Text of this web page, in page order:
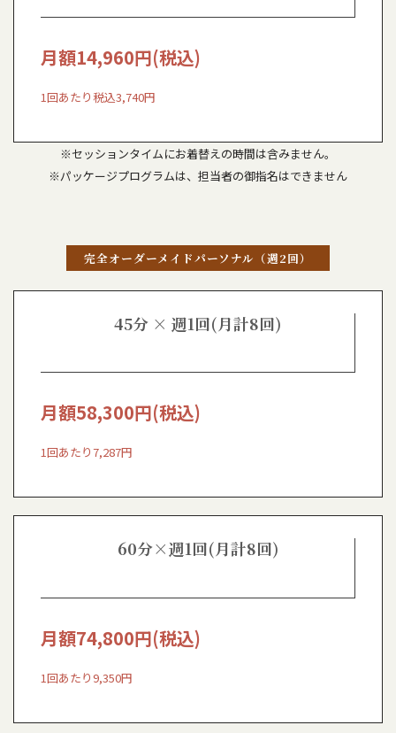
月額14,960円(税込)
1回あたり税込3,740円
※セッションタイムにお着替えの時間は含みません。
※パッケージプログラムは、担当者の御指名はできません
完全オーダーメイドパーソナル（週2回）
45分 × 週1回(月計8回)
月額58,300円(税込)
1回あたり7,287円
60分×週1回(月計8回)
月額74,800円(税込)
1回あたり9,350円